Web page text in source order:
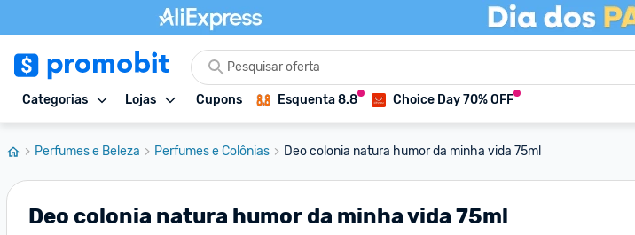
Categorias Lojas Cupons Esquenta 8.8 Choice Day 70% OFF
Perfumes e Beleza Perfumes e Colônias Deo colonia natura humor da minha vida 75ml
Deo colonia natura humor da minha vida 75ml